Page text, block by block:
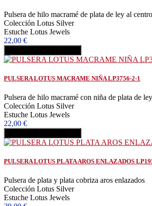
Pulsera de hilo macramé de plata de ley al centro
Colección Lotus Silver
Estuche Lotus Jewels
22,00 €
PULSERA LOTUS MACRAME NIÑA LP3756-2-1
Pulsera de hilo macramé con niña de plata de
Colección Lotus Silver
Estuche Lotus Jewels
22,00 €
PULSERA LOTUS PLATA AROS ENLAZADOS
Pulsera de plata y plata cobriza aros enlazados
Colección Lotus Silver
Estuche Lotus Jewels